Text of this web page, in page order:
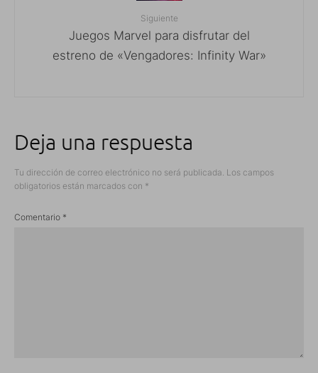
Siguiente
Juegos Marvel para disfrutar del
estreno de «Vengadores: Infinity War»
Deja una respuesta
Tu dirección de correo electrónico no será publicada. Los campos
obligatorios están marcados con *
Comentario *